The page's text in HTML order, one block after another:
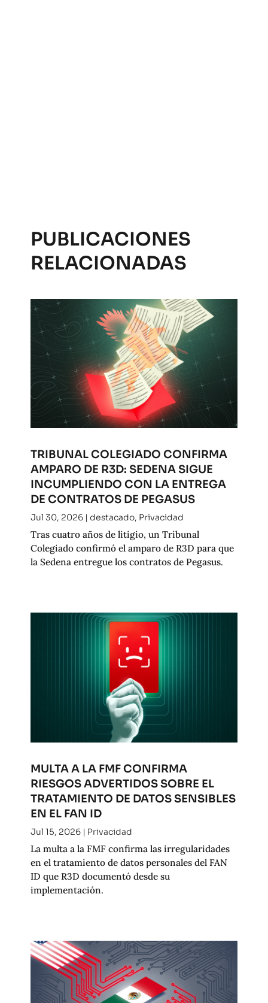
PUBLICACIONES
RELACIONADAS
TRIBUNAL COLEGIADO CONFIRMA
AMPARO DE R3D: SEDENA SIGUE
INCUMPLIENDO CON LA ENTREGA
DE CONTRATOS DE PEGASUS
Jul 30, 2026| destacado, Privacidad
Tras cuatro años de litigio, un Tribunal
Colegiado confirmó el amparo de R3D para que
la Sedena entregue los contratos de Pegasus.
MULTA A LA FMF CONFIRMA
RIESGOS ADVERTIDOS SOBRE EL
TRATAMIENTO DE DATOS SENSIBLES
EN EL FAN ID
Jul 15, 2026| Privacidad
La multa a la FMF confirma las irregularidades
en el tratamiento de datos personales del FAN
ID que R3D documentó desde su
implementación.